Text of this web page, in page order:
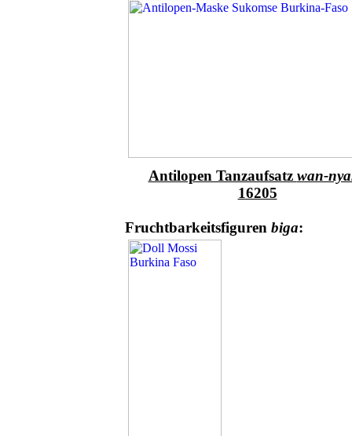
Antilopen Tanzaufsatz wan-
16205
Fruchtbarkeitsfiguren biga: